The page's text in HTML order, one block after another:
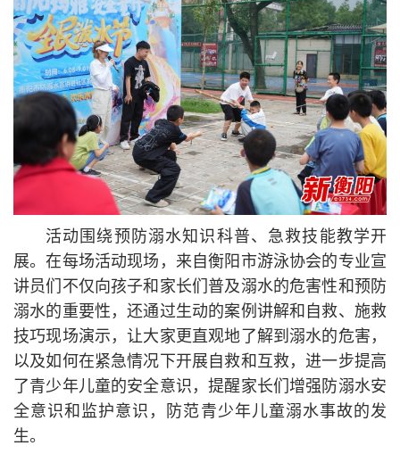
活动围绕预防溺水知识科普、急救技能教学开
展。在每场活动现场，来自衡阳市游泳协会的专业宣
讲员们不仅向孩子和家长们普及溺水的危害性和预防
溺水的重要性，还通过生动的案例讲解和自救、施救
技巧现场演示，让大家更直观地了解到溺水的危害，
以及如何在紧急情况下开展自救和互救，进一步提高
了青少年儿童的安全意识，提醒家长们增强防溺水安
全意识和监护意识，防范青少年儿童溺水事故的发
生。